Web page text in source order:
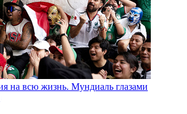
на всю жизнь. Мундиаль глазами